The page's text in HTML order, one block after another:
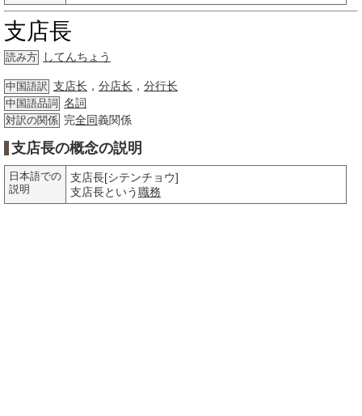
支店長
読み方 してんちょう
中国語訳 支店长 ， 分店长 ， 分行长
中国語品詞 名詞
対訳の関係 完全同義関係
支店長の概念の説明
日本語での
説明
支店長[シテンチョウ]
支店長という職務